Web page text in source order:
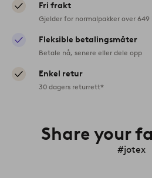
Fri frakt
Gjelder for normalpakker over 649
Fleksible betalingsmåter
Betale nå, senere eller dele opp
Enkel retur
30 dagers returrett*
Share your
#jotex